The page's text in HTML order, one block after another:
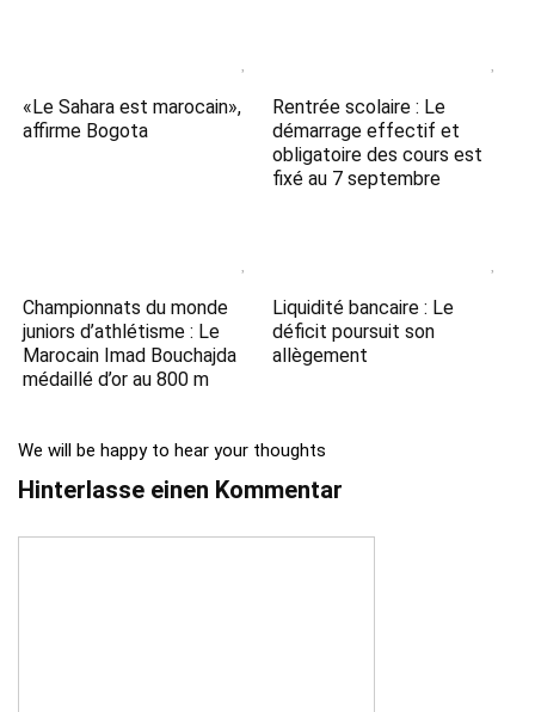
«Le Sahara est marocain»,
affirme Bogota
Rentrée scolaire : Le
démarrage effectif et
obligatoire des cours est
fixé au 7 septembre
Championnats du monde
juniors d’athlétisme : Le
Marocain Imad Bouchajda
médaillé d’or au 800 m
Liquidité bancaire : Le
déficit poursuit son
allègement
We will be happy to hear your thoughts
Hinterlasse einen Kommentar